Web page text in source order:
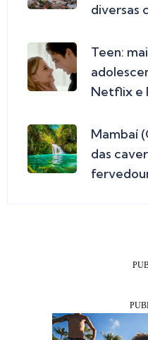
diversas
Teen:
Netflix e
Mambaí
das